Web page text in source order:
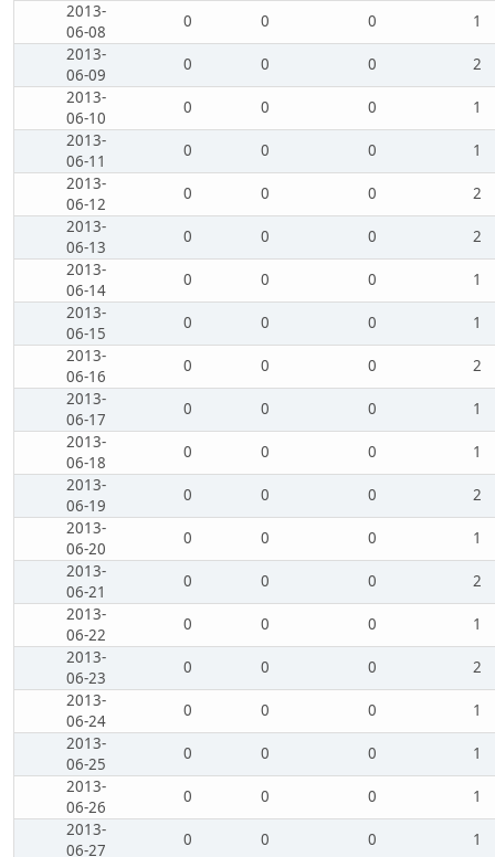
2013-
06-08
0 0 0
1
2013-
06-09
0 0 0
2
2013-
06-10
0 0 0
1
2013-
06-11
0 0 0
1
2013-
06-12
0 0 0
2
2013-
06-13
0 0 0
2
2013-
06-14
0 0 0
1
2013-
06-15
0 0 0
1
2013-
06-16
0 0 0
2
2013-
06-17
0 0 0
1
2013-
06-18
0 0 0
1
2013-
06-19
0 0 0
2
2013-
06-20
0 0 0
1
2013-
06-21
0 0 0
2
2013-
06-22
0 0 0
1
2013-
06-23
0 0 0
2
2013-
06-24
0 0 0
1
2013-
06-25
0 0 0
1
2013-
06-26
0 0 0
1
2013-
06-27
0 0 0 1